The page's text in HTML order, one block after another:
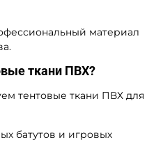
материал
ткани ПВХ?
тентовые ткани ПВХ для
батутов и игровых